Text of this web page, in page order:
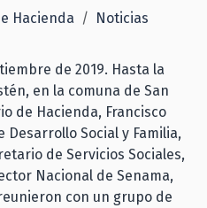
Hacienda Noticias
de 2019. Hasta la
en la comuna de San
de Hacienda, Francisco
Social y Familia,
de Servicios Sociales,
Nacional de Senama,
con un grupo de